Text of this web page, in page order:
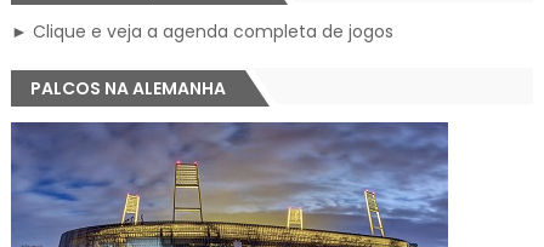
► Clique e veja a agenda completa de jogos
PALCOS NA ALEMANHA